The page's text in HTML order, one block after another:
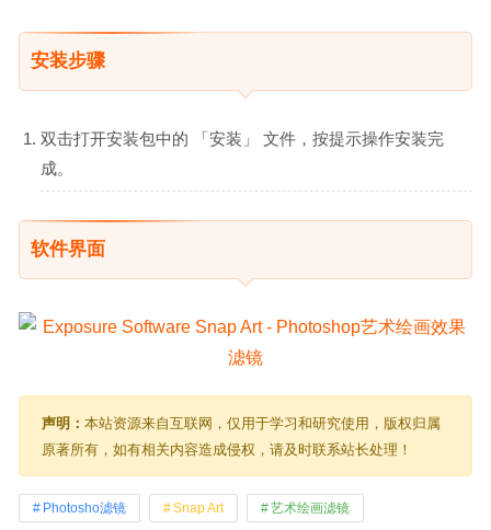
安装步骤
双击打开安装包中的 「安装」 文件，按提示操作安装完
成。
软件界面
声明： 本站资源来自互联网，仅用于学习和研究使用，版权归属
原著所有，如有相关内容造成侵权，请及时联系站长处理！
Photosho滤镜 Snap Art 艺术绘画滤镜